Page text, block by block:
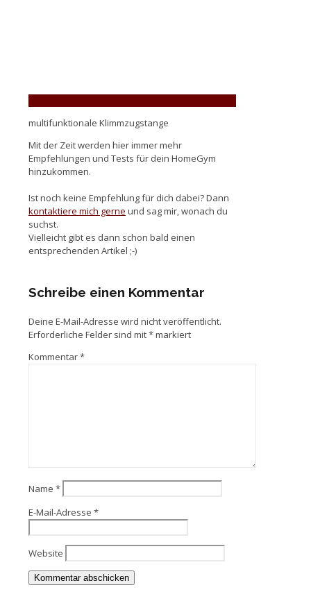
multifunktionale Klimmzugstange
Mit der Zeit werden hier immer mehr
Empfehlungen und Tests für dein HomeGym
hinzukommen.
Ist noch keine Empfehlung für dich dabei? Dann
kontaktiere mich gerne und sag mir, wonach du
suchst.
Vielleicht gibt es dann schon bald einen
entsprechenden Artikel ;-)
Schreibe einen Kommentar
Deine E-Mail-Adresse wird nicht veröffentlicht.
Erforderliche Felder sind mit*markiert
Kommentar*
Name *
E-Mail-Adresse *
Website